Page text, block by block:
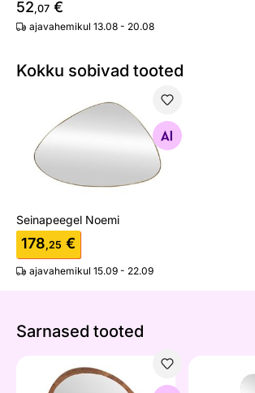
52,07 €
ajavahemikul 13.08 - 20.08
Kokku sobivad tooted
Seinapeegel Noemi
Otsi sarnaseid
Seinapeegel Noemi
178,25 €
ajavahemikul 15.09 - 22.09
Sarnased tooted
Peegel Joy 70x80 cm